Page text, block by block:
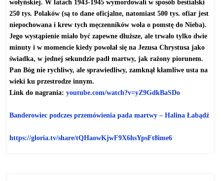
wołyńskiej. W latach 1943-1945 wymordowali w sposób bestialski
250 tys. Polaków (są to dane oficjalne, natomiast 500 tys. ofiar jest
niepochowana i krew tych męczenników woła o pomstę do Nieba).
Jego wystąpienie miało być zapewne dłuższe, ale trwało tylko dwie
minuty i w momencie kiedy powołał się na Jezusa Chrystusa jako
świadka, w jednej sekundzie padł martwy, jak rażony piorunem.
Pan Bóg nie rychliwy, ale sprawiedliwy, zamknął kłamliwe usta na
wieki ku przestrodze innym.
Link do nagrania:youtube.com/watch?v=yZ9GdkBaSDo
Banderowiec podczes przemówienia pada martwy – Halina Łabądź
https://gloria.tv/share/tQHaowKjwF9X6hsYpsFt8ime6